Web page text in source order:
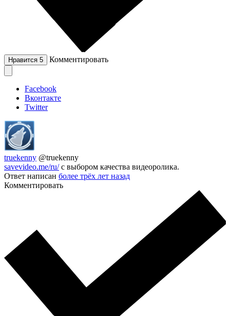
Нравится 5 Комментировать
Facebook
Вконтакте
Twitter
truekenny @truekenny
savevideo.me/ru/с выбором качества видеоролика.
Ответ написан более трёх лет назад
Комментировать